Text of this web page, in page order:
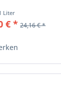
Liter
€ * 24,16 € *